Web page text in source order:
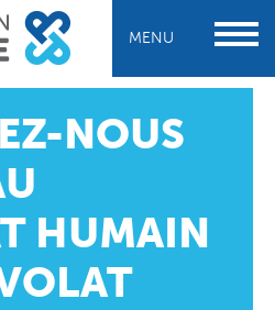
MENU
NOUS
HUMAIN